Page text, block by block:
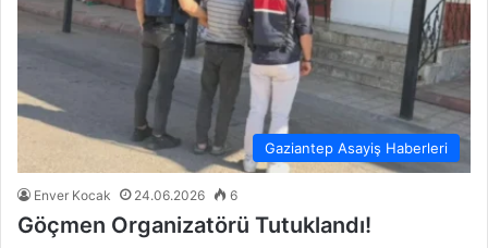
Gaziantep Asayiş Haberleri
Enver Kocak 24.06.2026 6
Göçmen Organizatörü Tutuklandı!